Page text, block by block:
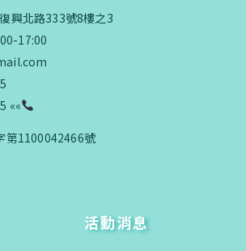
興北路333號8樓之3
17:00
««
第1100042466號
活動消息